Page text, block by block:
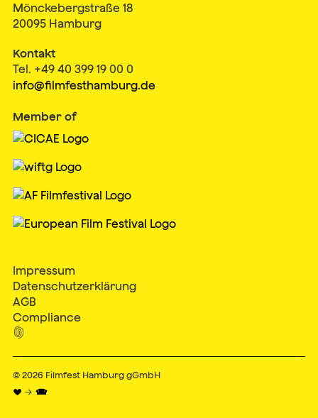
Mönckebergstraße 18
20095 Hamburg
Kontakt
Tel. +49 40 399 19 00 0
info@filmfesthamburg.de
Member of
Impressum
Datenschutzerklärung
AGB
Compliance

© 2026 Filmfest Hamburg gGmbH
♥ → 